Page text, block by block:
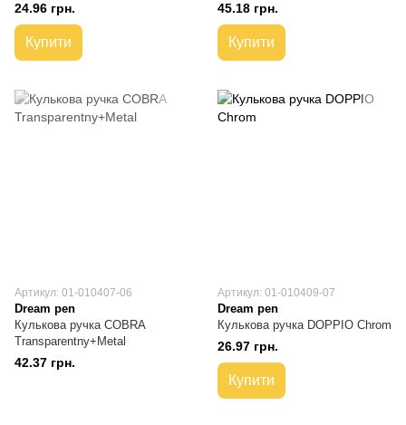
24.96 грн.
Купити
45.18 грн.
Купити
Артикул: 01-010407-06
Dream pen
Кулькова ручка COBRA
Transparentny+Metal
42.37 грн.
Артикул: 01-010409-07
Dream pen
Кулькова ручка DOPPIO Chrom
26.97 грн.
Купити